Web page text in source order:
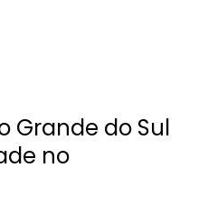
Grande do Sul
no